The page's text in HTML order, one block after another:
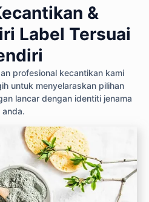
&
Label Tersuai
profesional kecantikan kami
untuk menyelaraskan pilihan
lancar dengan identiti jenama
anda.